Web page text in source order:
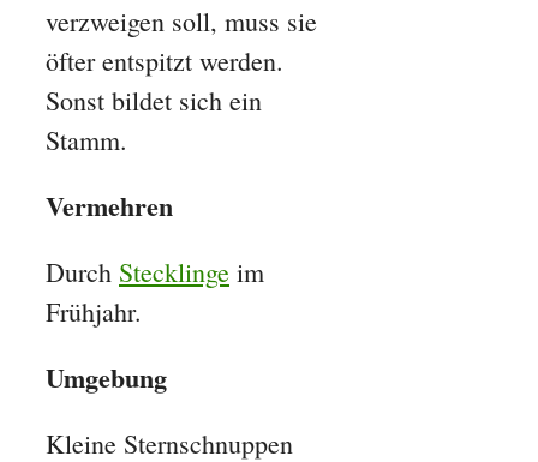
verzweigen soll, muss sie
öfter entspitzt werden.
Sonst bildet sich ein
Stamm.
Vermehren
Durch Stecklinge im
Frühjahr.
Umgebung
Kleine Sternschnuppen